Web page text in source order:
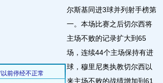
尔斯基同进3球并列射手榜第
一。本场比赛之后切尔西将
主场不败的记录扩大到65
场，连续44个主场保持有进
球，穆里尼奥执教切尔西以
来主场不败的战绩增加到61